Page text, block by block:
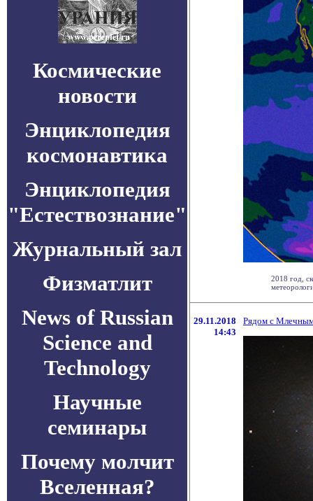
Космические
новости
Энциклопедия
космонавтика
Энциклопедия
"Естествознание"
Журнальный зал
Физматлит
News of Russian
Science and
Technology
Научные
семинары
Почему молчит
Вселенная?
2018 год,
29.11.2018
14:43
Рядом с Млечным